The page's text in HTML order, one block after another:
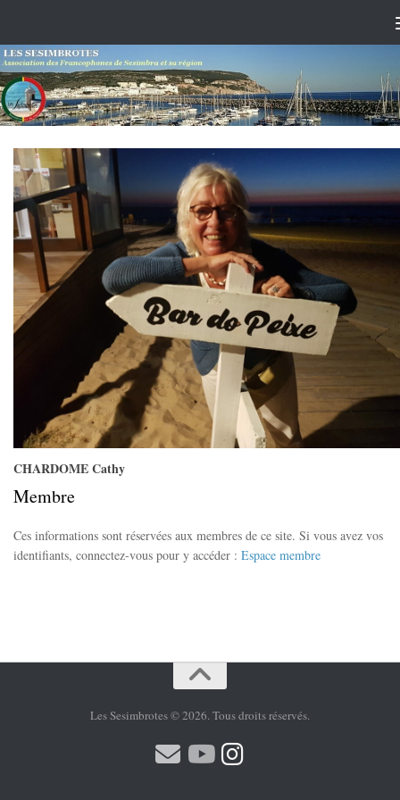
CHARDOME Cathy
Membre
Ces informations sont réservées aux membres de ce site. Si vous avez vos
identifiants, connectez-vous pour y accéder : Espace membre
Les Sesimbrotes © 2026. Tous droits réservés.